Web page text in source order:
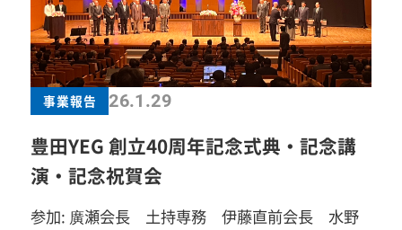
頭これからもご指導、ご鞭撻の程よろしくお願い
致します
一歩踏み出すことで、見える景色
がきっと変わります。あなたの「挑戦してみた
己研鑽」「自己実現」「楽しさ」「苦しさ」「笑
い」「汗」「涙」「感動」…まずは見学だけでも
大歓迎です。お気軽にご連絡ください！ 春日井商
事業報告 26.1.29
豊田YEG 創立40周年記念式典・記念講
演・記念祝賀会
参加: 廣瀬会長 土持専務 伊藤直前会長 水野